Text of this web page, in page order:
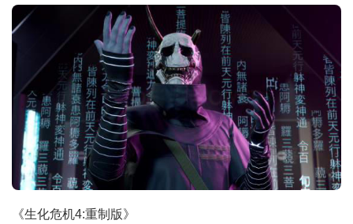
《生化危机4:重制版》